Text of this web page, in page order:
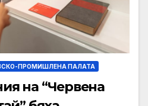
ПРОМИШЛЕНА ПАЛАТА
на “Червена